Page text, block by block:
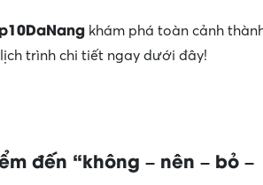
khám phá toàn cảnh
trình chi tiết ngay dưới đây!
đến “không – nên – bỏ –